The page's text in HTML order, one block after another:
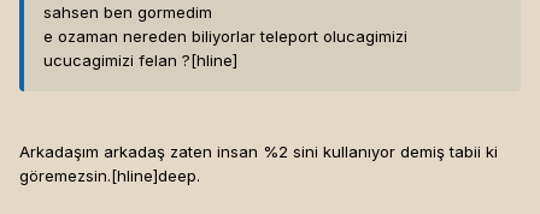
sahsen ben gormedim
e ozaman nereden biliyorlar teleport olucagimizi
ucucagimizi felan ?[hline]
Arkadaşım arkadaş zaten insan %2 sini kullanıyor demiş tabii ki
göremezsin.[hline]deep.